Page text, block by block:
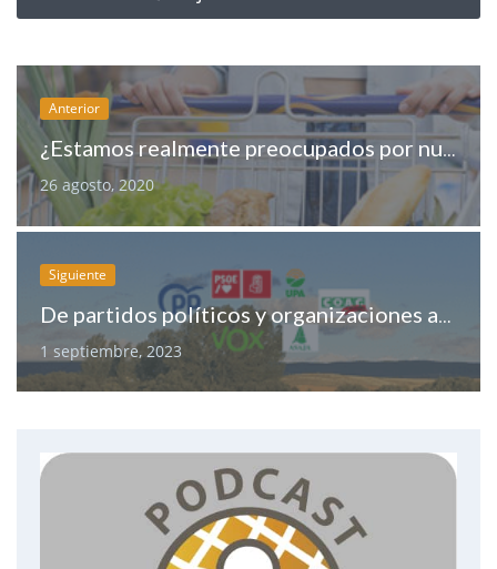
Anterior
¿Estamos realmente preocupados por nuestra alimentación?
26 agosto, 2020
Siguiente
De partidos políticos y organizaciones agrarias
1 septiembre, 2023